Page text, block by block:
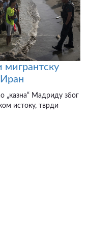
„казна“ Мадриду због
истоку, тврди